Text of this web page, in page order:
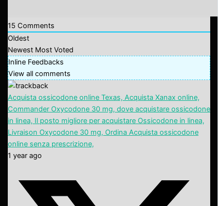
15 Comments
Oldest
Newest Most Voted
Inline Feedbacks
View all comments
Acquista ossicodone online Texas, Acquista Xanax online,
Commander Oxycodone 30 mg, dove acquistare ossicodone
in linea, Il posto migliore per acquistare Ossicodone in linea,
Livraison Oxycodone 30 mg, Ordina Acquista ossicodone
online senza prescrizione,
1 year ago